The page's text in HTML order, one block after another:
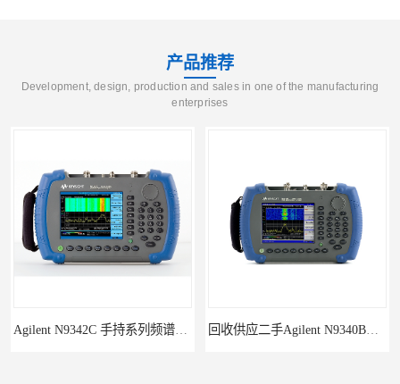
产品推荐
Development, design, production and sales in one of the manufacturing
enterprises